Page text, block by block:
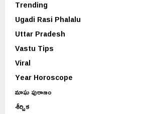
Trending
Ugadi Rasi Phalalu
Uttar Pradesh
Vastu Tips
Viral
Year Horoscope
మాఘ పురాణం
శీర్షిక